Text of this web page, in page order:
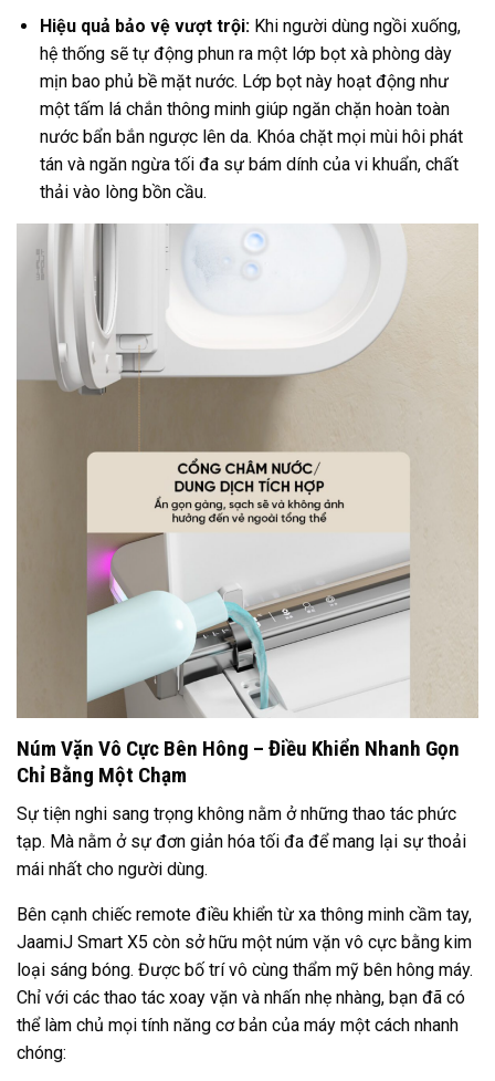
Hiệu quả bảo vệ vượt trội:Khi người dùng ngồi xuống,
hệ thống sẽ tự động phun ra một lớp bọt xà phòng dày
mịn bao phủ bề mặt nước. Lớp bọt này hoạt động như
một tấm lá chắn thông minh giúp ngăn chặn hoàn toàn
nước bẩn bắn ngược lên da. Khóa chặt mọi mùi hôi phát
tán và ngăn ngừa tối đa sự bám dính của vi khuẩn, chất
thải vào lòng bồn cầu.
Núm Vặn Vô Cực Bên Hông – Điều Khiển Nhanh Gọn
Chỉ Bằng Một Chạm
Sự tiện nghi sang trọng không nằm ở những thao tác phức
tạp. Mà nằm ở sự đơn giản hóa tối đa để mang lại sự thoải
mái nhất cho người dùng.
Bên cạnh chiếc remote điều khiển từ xa thông minh cầm tay,
JaamiJ Smart X5 còn sở hữu một núm vặn vô cực bằng kim
loại sáng bóng. Được bố trí vô cùng thẩm mỹ bên hông máy.
Chỉ với các thao tác xoay vặn và nhấn nhẹ nhàng, bạn đã có
thể làm chủ mọi tính năng cơ bản của máy một cách nhanh
chóng: